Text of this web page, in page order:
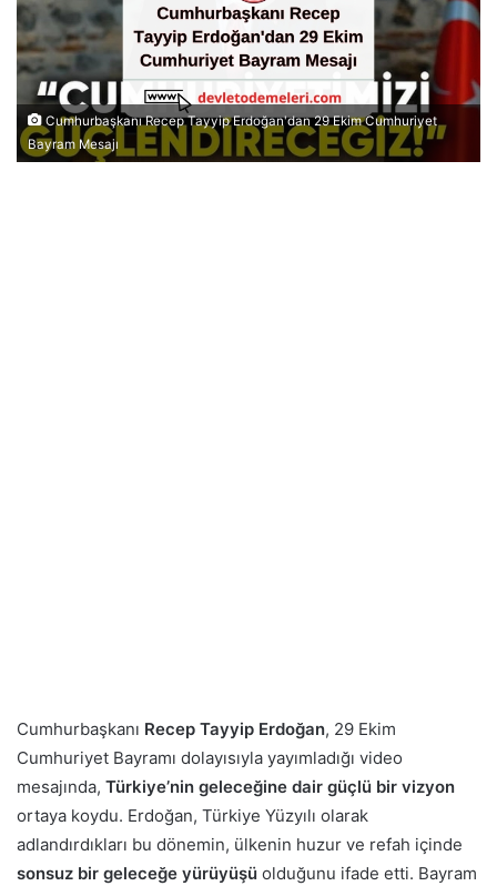
Cumhurbaşkanı Recep Tayyip Erdoğan'dan 29 Ekim Cumhuriyet
Bayram Mesajı
Cumhurbaşkanı Recep Tayyip Erdoğan, 29 Ekim
Cumhuriyet Bayramı dolayısıyla yayımladığı video
mesajında, Türkiye’nin geleceğine dair güçlü bir vizyon
ortaya koydu. Erdoğan, Türkiye Yüzyılı olarak
adlandırdıkları bu dönemin, ülkenin huzur ve refah içinde
sonsuz bir geleceğe yürüyüşü olduğunu ifade etti. Bayram